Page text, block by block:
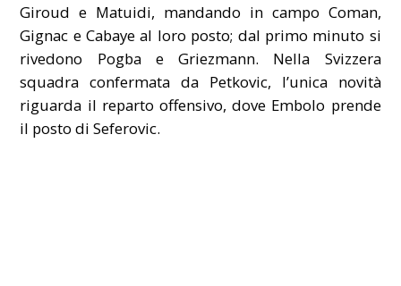
Giroud e Matuidi, mandando in campo Coman,
Gignac e Cabaye al loro posto; dal primo minuto si
rivedono Pogba e Griezmann. Nella Svizzera
squadra confermata da Petkovic, l’unica novità
riguarda il reparto offensivo, dove Embolo prende
il posto di Seferovic.